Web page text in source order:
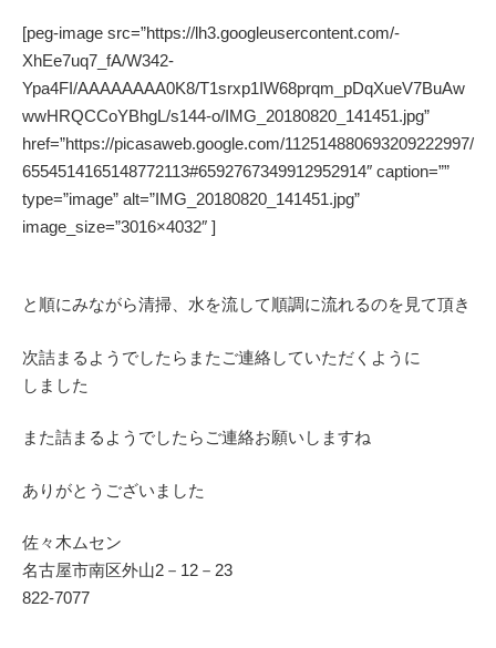
[peg-image src=”https://lh3.googleusercontent.com/-
XhEe7uq7_fA/W342-
Ypa4FI/AAAAAAAA0K8/T1srxp1IW68prqm_pDqXueV7BuAw
wwHRQCCoYBhgL/s144-o/IMG_20180820_141451.jpg”
href=”https://picasaweb.google.com/112514880693209222997/
6554514165148772113#6592767349912952914″ caption=””
type=”image” alt=”IMG_20180820_141451.jpg”
image_size=”3016×4032″ ]
と順にみながら清掃、水を流して順調に流れるのを見て頂き
次詰まるようでしたらまたご連絡していただくように
しました
また詰まるようでしたらご連絡お願いしますね
ありがとうございました
佐々木ムセン
名古屋市南区外山2－12－23
822-7077